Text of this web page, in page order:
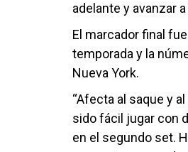
adelante y avanzar
El marcador final
temporada y la
Nueva York.
“Afecta al saque y
sido fácil jugar con
en el segundo set.